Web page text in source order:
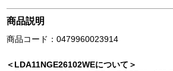
商品説明
商品コード：0479960023914
＜LDA11NGE26102WEについて＞